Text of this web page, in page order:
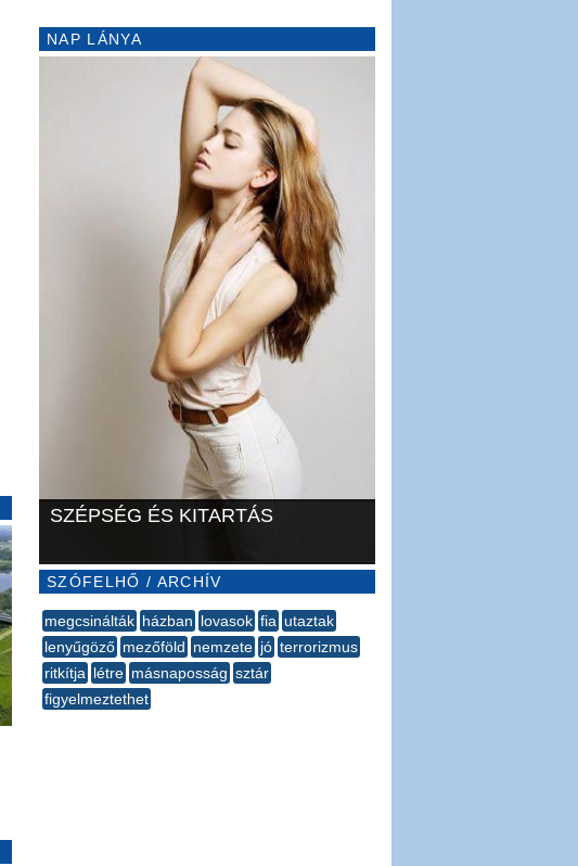
NAP LÁNYA
SZÉPSÉG ÉS KITARTÁS
SZÓFELHŐ / ARCHÍV
megcsinálták házban lovasok fia utaztak
lenyűgöző mezőföld nemzete jó terrorizmus
ritkítja létre másnaposság sztár
figyelmeztethet